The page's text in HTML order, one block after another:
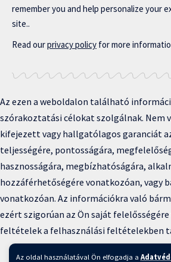
Az oldal használatával Ön elfogadja a
remember you and help personalize your
site..
Read ourprivacy policy for more
Az ezen a weboldalon található
szórakoztatási célokat szolgálnak. Nem
kifejezett vagy hallgatólagos garanciát
teljességére, pontosságára,
hasznosságára, megbízhatóságára,
hozzáférhetőségére vonatkozóan, vagy
vonatkozóan. Az információkra való
ezért szigorúan az Ön saját
feltételek a felhasználási feltételekben
Copyright © 2025